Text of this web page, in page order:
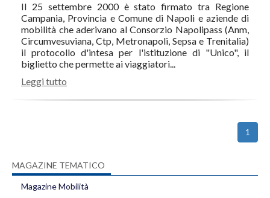
Il 25 settembre 2000 è stato firmato tra Regione
Campania, Provincia e Comune di Napoli e aziende di
mobilità che aderivano al Consorzio Napolipass (Anm,
Circumvesuviana, Ctp, Metronapoli, Sepsa e Trenitalia)
il protocollo d'intesa per l'istituzione di "Unico", il
biglietto che permette ai viaggiatori...
Leggi tutto
1
MAGAZINE TEMATICO
Magazine Mobilità